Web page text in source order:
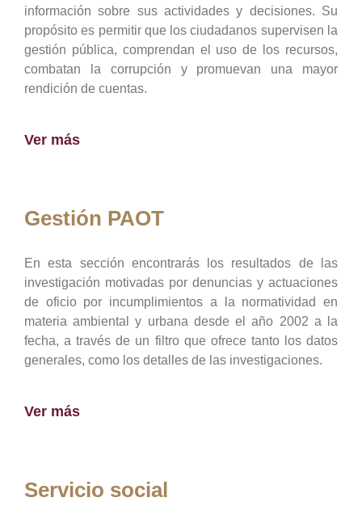
información sobre sus actividades y decisiones. Su
propósito es permitir que los ciudadanos supervisen la
gestión pública, comprendan el uso de los recursos,
combatan la corrupción y promuevan una mayor
rendición de cuentas.
Ver más
Gestión PAOT
En esta sección encontrarás los resultados de las
investigación motivadas por denuncias y actuaciones
de oficio por incumplimientos a la normatividad en
materia ambiental y urbana desde el año 2002 a la
fecha, a través de un filtro que ofrece tanto los datos
generales, como los detalles de las investigaciones.
Ver más
Servicio social